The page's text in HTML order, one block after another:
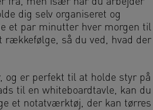
dig selv organiseret og
et par minutter hver morgen til
så du ved, hvad der
og er perfekt til at holde styr på
til en whiteboardtavle, kan du
et notatværktøj, der kan tørres